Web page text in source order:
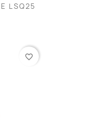
LSQ25
favorite_border